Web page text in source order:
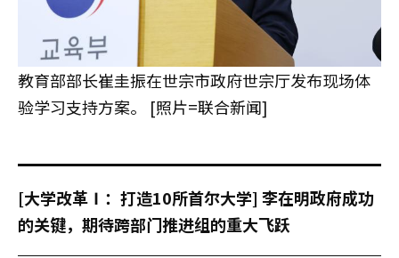
教育部部长崔圭振在世宗市政府世宗厅发布现场体
验学习支持方案。 [照片=联合新闻]
[大学改革Ⅰ：打造10所首尔大学] 李在明政府成功
的关键，期待跨部门推进组的重大飞跃